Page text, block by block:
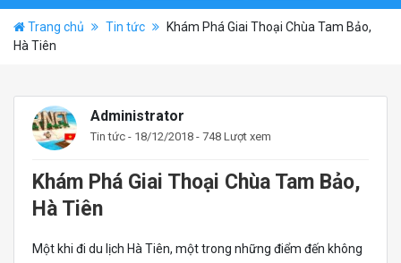
Trang chủ Tin tức
Khám Phá Giai Thoại Chùa Tam Bảo,
Hà Tiên
Administrator
Tin tức - 18/12/2018 - 748 Lượt xem
Khám Phá Giai Thoại Chùa Tam Bảo,
Hà Tiên
Một khi đi du lịch Hà Tiên, một trong những điểm đến không